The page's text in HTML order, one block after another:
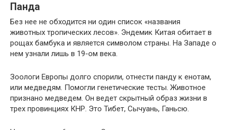
Панда
Без нее не обходится ни один список «названия
животных тропических лесов». Эндемик Китая обитает в
рощах бамбука и является символом страны. На Западе о
нем узнали лишь в 19-ом века.
Зоологи Европы долго спорили, отнести панду к енотам,
или медведям. Помогли генетические тесты. Животное
признано медведем. Он ведет скрытный образ жизни в
трех провинциях КНР. Это Тибет, Сычуань, Ганьсю.